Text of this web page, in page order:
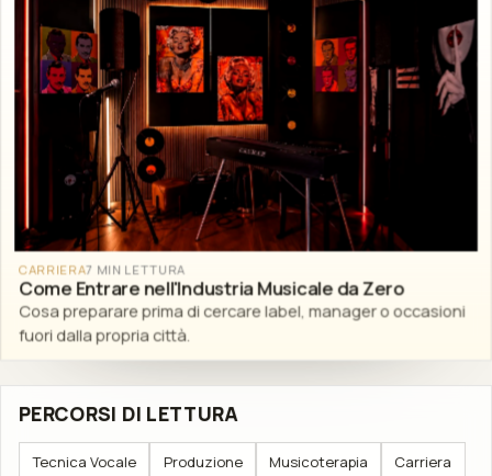
CARRIERA7 MIN LETTURA
Come Entrare nell'Industria Musicale da Zero
Cosa preparare prima di cercare label, manager o occasioni
fuori dalla propria città.
PERCORSI DI LETTURA
Tecnica Vocale Produzione Musicoterapia Carriera